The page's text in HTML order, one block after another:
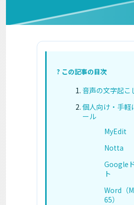
? この記事の目次
音声の文字起こ
個人向け・手軽
ール
MyEdit
Notta
Google
ト
Word（
65）